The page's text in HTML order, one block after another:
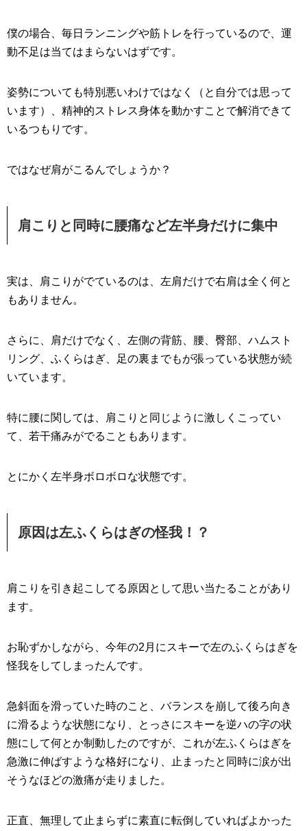
僕の場合、毎日ランニングや筋トレを行っているので、運
動不足は当てはまらないはずです。
姿勢についても特別悪いわけではなく（と自分では思って
います）、精神的ストレス身体を動かすことで解消できて
いるつもりです。
ではなぜ肩がこるんでしょうか？
肩こりと同時に腰痛など左半身だけに集中
実は、肩こりがでているのは、左肩だけで右肩は全く何と
もありません。
さらに、肩だけでなく、左側の背筋、腰、臀部、ハムスト
リング、ふくらはぎ、足の裏までもが張っている状態が続
いています。
特に腰に関しては、肩こりと同じように激しくこってい
て、若干痛みがでることもあります。
とにかく左半身ボロボロな状態です。
原因は左ふくらはぎの怪我！？
肩こりを引き起こしてる原因として思い当たることがあり
ます。
お恥ずかしながら、今年の2月にスキーで左のふくらはぎを
怪我をしてしまったんです。
急斜面を滑っていた時のこと、バランスを崩して後ろ向き
に滑るような状態になり、とっさにスキーを逆ハの字の状
態にして何とか制動したのですが、これが左ふくらはぎを
急激に伸ばすような格好になり、止まったと同時に涙が出
そうなほどの激痛が走りました。
正直、無理して止まらずに素直に転倒していればよかった